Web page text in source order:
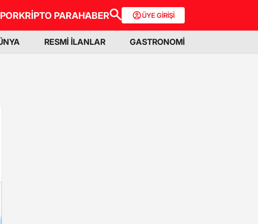
KRİPTO PARAHABER ÜYE GİRİŞİ
RESMİ İLANLAR GASTRONOMİ